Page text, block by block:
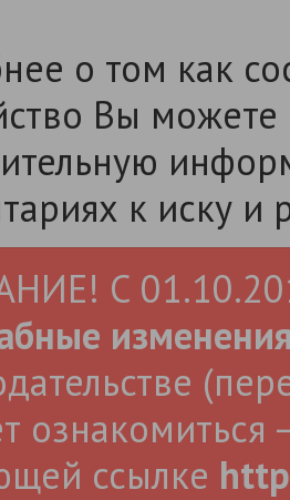
о том как
Вы
к иску и
С
ознакомиться
ссылке